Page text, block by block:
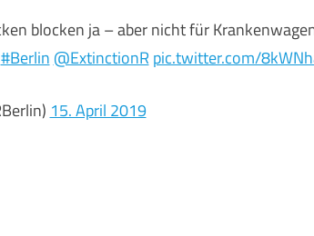
blocken ja – aber nicht für
#Berlin @ExtinctionR pic.twitter.com/
15. April 2019